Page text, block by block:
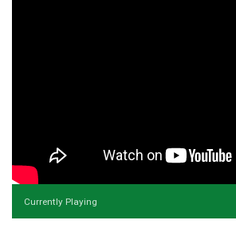
Currently Playing